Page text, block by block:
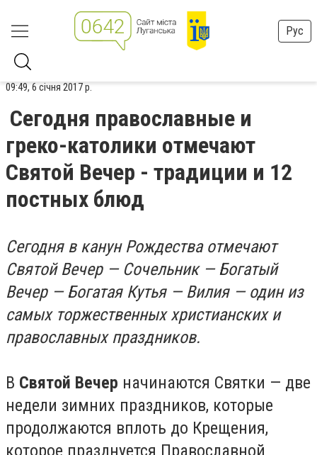
Рус
09:49, 6 січня 2017 р.
Сегодня православные и
греко-католики отмечают
Святой Вечер - традиции и 12
постных блюд
Сегодня в канун Рождества отмечают
Святой Вечер — Сочельник — Богатый
Вечер — Богатая Кутья — Вилия — один из
самых торжественных христианских и
православных праздников.
В Святой Вечер начинаются Святки — две
недели зимних праздников, которые
продолжаются вплоть до Крещения,
которое празднуется Православной